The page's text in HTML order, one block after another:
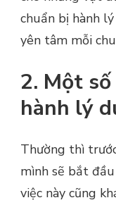
chuẩn bị hành
yên tâm mỗi
2. Một
hành lý
Thường thì
mình sẽ bắt
việc này cũng